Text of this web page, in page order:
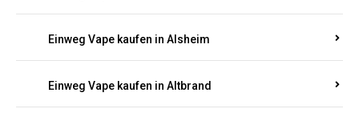
Einweg Vape kaufen in Alsheim
Einweg Vape kaufen in Altbrand